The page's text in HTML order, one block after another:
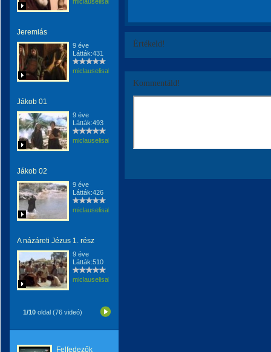
Jeremiás
9 éve
Látták:431
miclauselisabeta
Jákob 01
9 éve
Látták:493
miclauselisabeta
Jákob 02
9 éve
Látták:426
miclauselisabeta
A názáreti Jézus 1. rész
9 éve
Látták:510
miclauselisabeta
1/10 oldal (76 videó)
Felfedezők
Értékeld!
Kommentáld!